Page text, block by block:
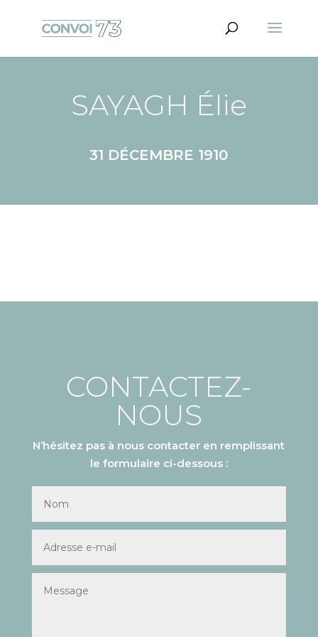
SAYAGH Élie
31 DÉCEMBRE 1910
CONTACTEZ-
NOUS
N’hésitez pas à nous contacter en remplissant
le formulaire ci-dessous :